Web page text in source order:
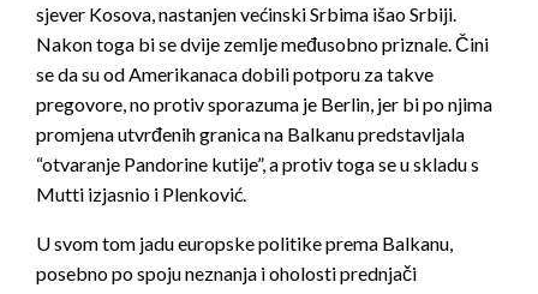
sjever Kosova, nastanjen većinski Srbima išao Srbiji.
Nakon toga bi se dvije zemlje međusobno priznale. Čini
se da su od Amerikanaca dobili potporu za takve
pregovore, no protiv sporazuma je Berlin, jer bi po njima
promjena utvrđenih granica na Balkanu predstavljala
“otvaranje Pandorine kutije”, a protiv toga se u skladu s
Mutti izjasnio i Plenković.
U svom tom jadu europske politike prema Balkanu,
posebno po spoju neznanja i oholosti prednjači